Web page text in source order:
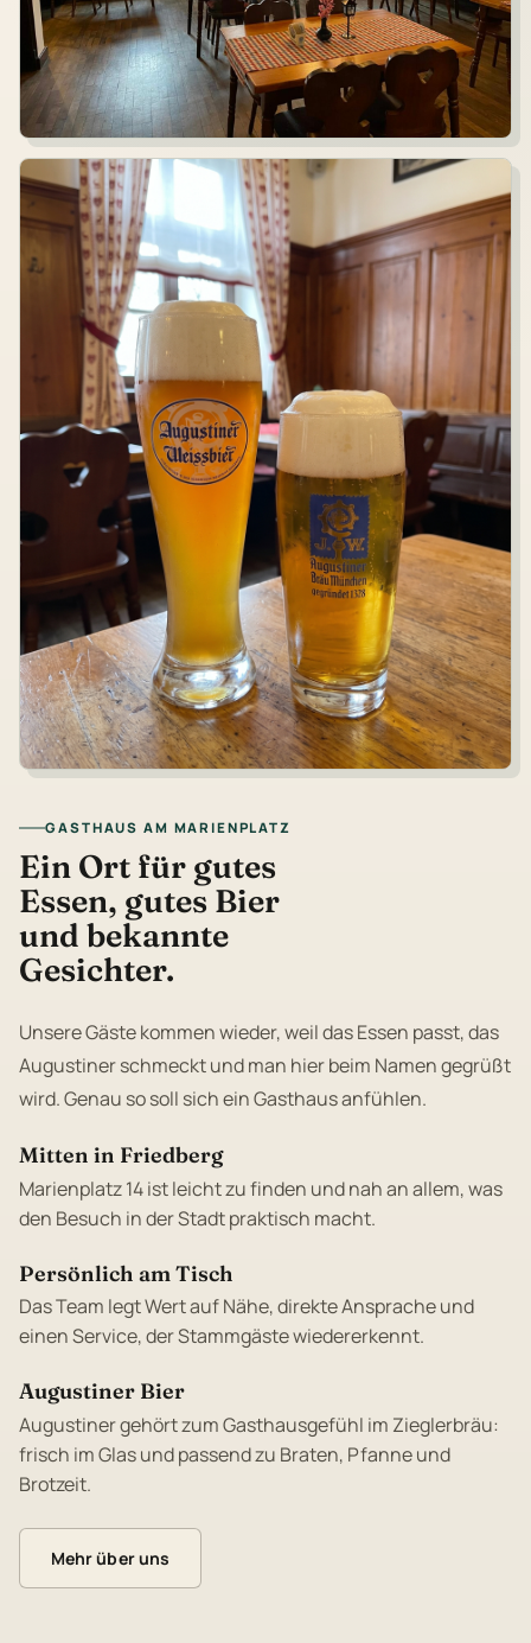
GASTHAUS AM MARIENPLATZ
Ein Ort für gutes
Essen, gutes Bier
und bekannte
Gesichter.
Unsere Gäste kommen wieder, weil das Essen passt, das
Augustiner schmeckt und man hier beim Namen gegrüßt
wird. Genau so soll sich ein Gasthaus anfühlen.
Mitten in Friedberg
Marienplatz 14 ist leicht zu finden und nah an allem, was
den Besuch in der Stadt praktisch macht.
Persönlich am Tisch
Das Team legt Wert auf Nähe, direkte Ansprache und
einen Service, der Stammgäste wiedererkennt.
Augustiner Bier
Augustiner gehört zum Gasthausgefühl im Zieglerbräu:
frisch im Glas und passend zu Braten, Pfanne und
Brotzeit.
Mehr über uns